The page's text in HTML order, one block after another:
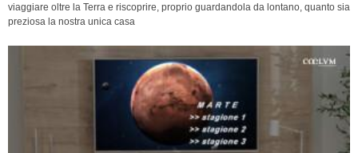
viaggiare oltre la Terra e riscoprire, proprio guardandola da lontano, quanto sia
preziosa la nostra unica casa